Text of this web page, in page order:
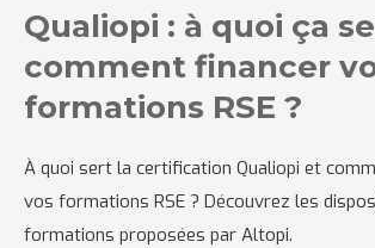
Qualiopi : à quoi ça
comment financer
formations RSE ?
À quoi sert la certification Qualiopi et
vos formations RSE ? Découvrez les
formations proposées par Altopi.